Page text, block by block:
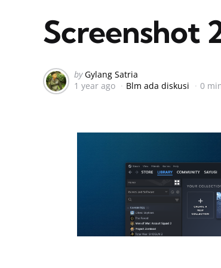
Screenshot
Posted
by
by Gylang Satria
1 year ago
Blm ada diskusi 0